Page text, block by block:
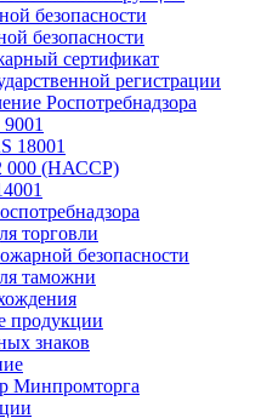
безопасности
безопасности
сертификат
регистрации
Роспотребнадзора
18001
000 (НАССР)
торговли
безопасности
таможни
продукции
знаков
Минпромторга